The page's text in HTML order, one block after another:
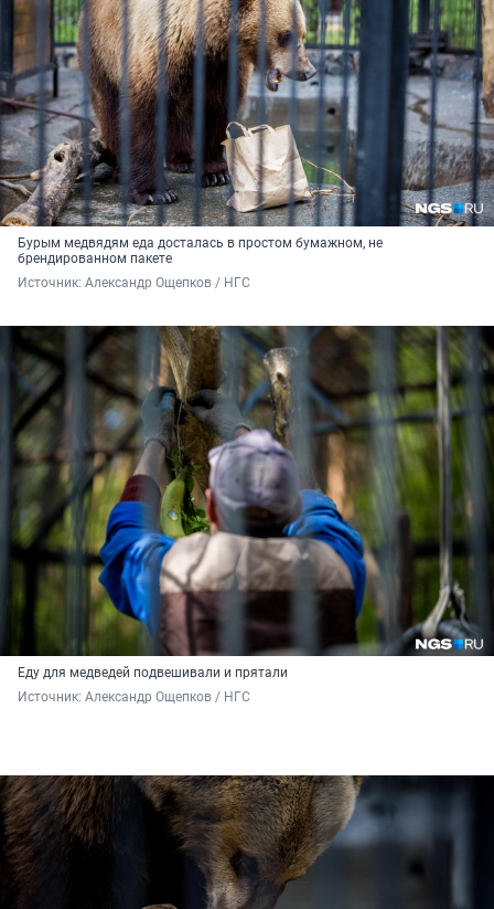
Бурым медвядям еда досталась в простом бумажном, не
брендированном пакете
Источник: Александр Ощепков / НГС
Еду для медведей подвешивали и прятали
Источник: Александр Ощепков / НГС